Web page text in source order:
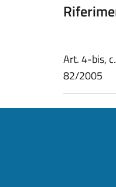
Art. 4-bis,
82/2005